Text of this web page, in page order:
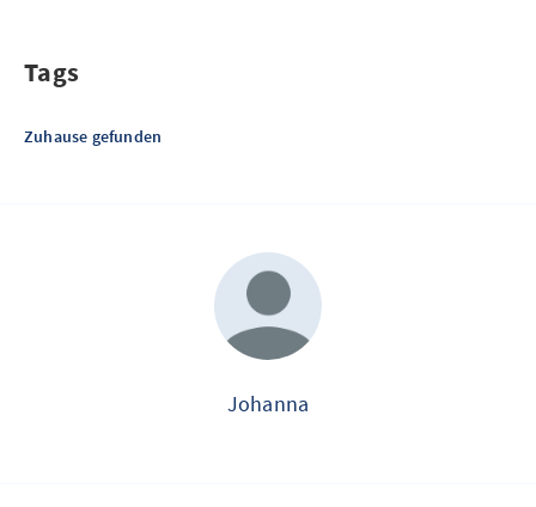
Tags
Zuhause gefunden
Johanna